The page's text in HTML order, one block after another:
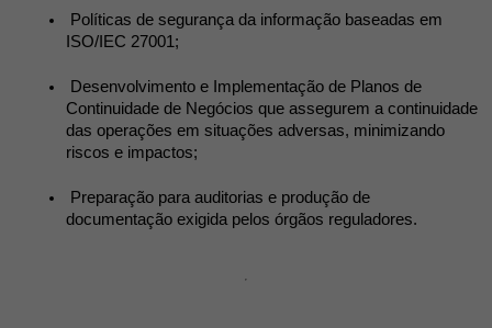
ISO/IEC 27001;
Continuidade de Negócios que assegurem a continuidade
das operações em situações adversas, minimizando
riscos e impactos;
documentação exigida pelos órgãos reguladores.